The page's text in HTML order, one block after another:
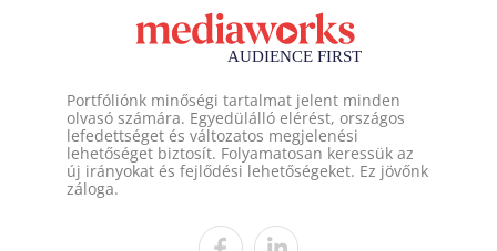
Portfóliónk minőségi tartalmat jelent minden
olvasó számára. Egyedülálló elérést, országos
lefedettséget és változatos megjelenési
lehetőséget biztosít. Folyamatosan keressük az
új irányokat és fejlődési lehetőségeket. Ez jövőnk
záloga.